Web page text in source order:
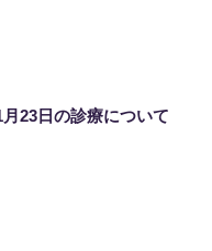
23日の診療について